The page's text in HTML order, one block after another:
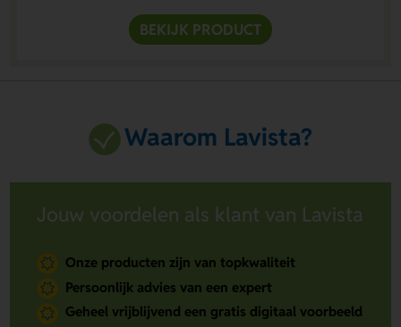
BEKIJK PRODUCT
Waarom Lavista?
Jouw voordelen als klant van Lavista
Onze producten zijn van topkwaliteit
Persoonlijk advies van een expert
Geheel vrijblijvend een gratis digitaal voorbeeld